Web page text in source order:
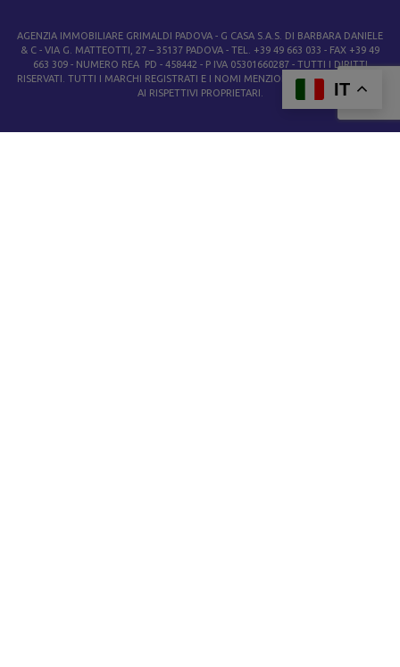
AGENZIA IMMOBILIARE GRIMALDI PADOVA - G CASA S.A.S. DI BARBARA DANIELE
& C - VIA G. MATTEOTTI, 27 – 35137 PADOVA - TEL. +39 49 663 033 - FAX +39 49
663 309 - NUMERO REA PD - 458442 - P IVA 05301660287 - TUTTI I DIRITTI
RISERVATI. TUTTI I MARCHI REGISTRATI E I NOMI MENZIONATI APPARTENGONO
AI RISPETTIVI PROPRIETARI.
IT